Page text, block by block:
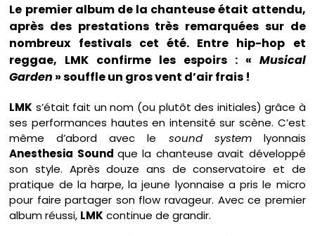
Le premier album de la chanteuse était attendu,
après des prestations très remarquées sur de
nombreux festivals cet été. Entre hip-hop et
reggae, LMK confirme les espoirs : « Musical
Garden » souffle un gros vent d’air frais !
LMK s’était fait un nom (ou plutôt des initiales) grâce à
ses performances hautes en intensité sur scène. C’est
même d’abord avec le sound systemlyonnais
Anesthesia Soundque la chanteuse avait développé
son style. Après douze ans de conservatoire et de
pratique de la harpe, la jeune lyonnaise a pris le micro
pour faire partager son flow ravageur. Avec ce premier
album réussi, LMK continue de grandir.